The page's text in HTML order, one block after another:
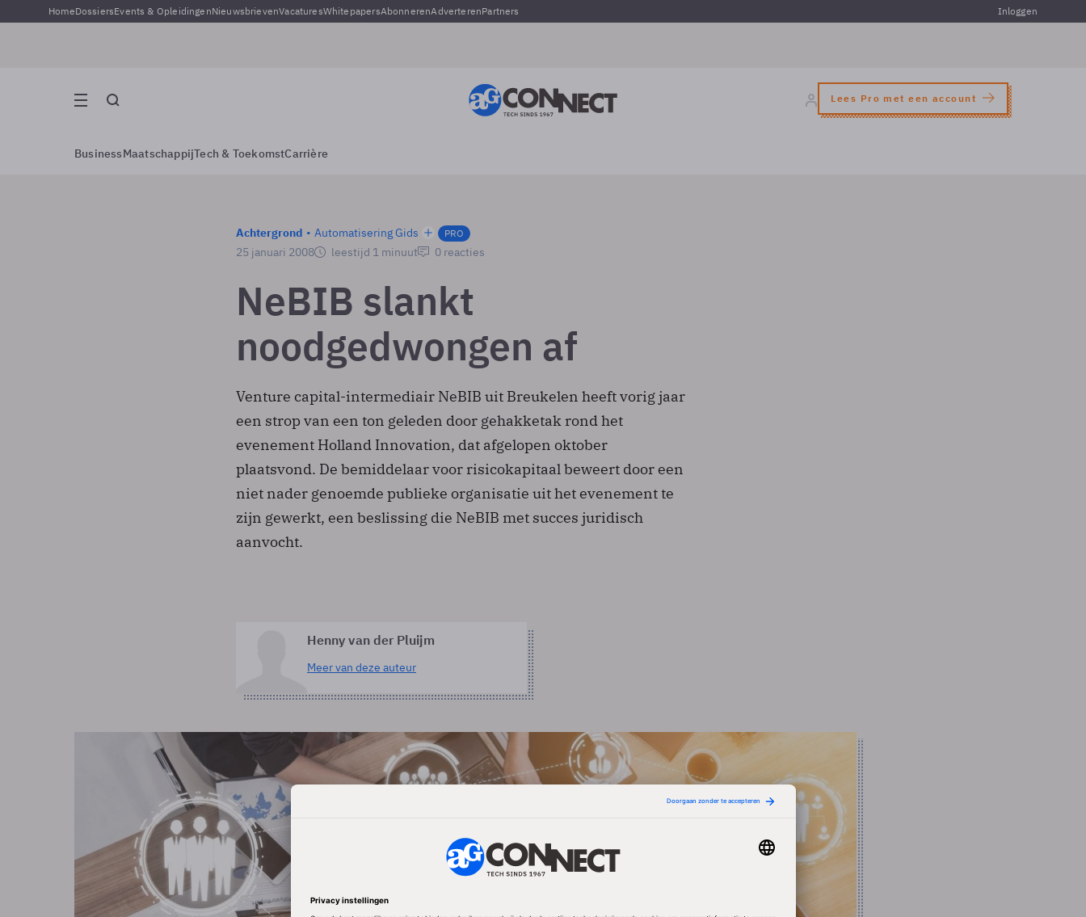
HomeDossiersEvents & OpleidingenNieuwsbrievenVacaturesWhitepapersAbonnerenAdverterenPartners Inloggen
Lees Pro met een account
BusinessMaatschappijTech & ToekomstCarrière
Achtergrond Automatisering Gids PRO
25 januari 2008 leestijd 1 minuut 0 reacties
NeBIB slankt
noodgedwongen af
Venture capital-intermediair NeBIB uit Breukelen heeft vorig jaar
een strop van een ton geleden door gehakketak rond het
evenement Holland Innovation, dat afgelopen oktober
plaatsvond. De bemiddelaar voor risicokapitaal beweert door een
niet nader genoemde publieke organisatie uit het evenement te
zijn gewerkt, een beslissing die NeBIB met succes juridisch
aanvocht.
Henny van der Pluijm
Meer van deze auteur